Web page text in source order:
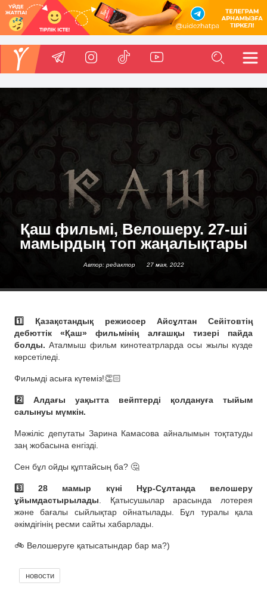
Қаш фильмі, Велошеру. 27-ші
мамырдың топ жаңалықтары
Автор: редактор 27 мая, 2022
1️⃣ Қазақстандық режиссер Айсұлтан Сейітовтің
дебюттік «Қаш» фильмінің алғашқы тизері пайда
болды. Аталмыш фильм кинотеатрларда осы жылы күзде
көрсетіледі.
Фильмді асыға күтеміз!👏🏻
2️⃣ Алдағы уақытта вейптерді қолдануға тыйым
салынуы мүмкін.
Мәжіліс депутаты Зарина Камасова айналымын тоқтатуды
заң жобасына енгізді.
Сен бұл ойды құптайсың ба? 🤔
3️⃣ 28 мамыр күні Нұр-Сұлтанда велошеру
ұйымдастырылады . Қатысушылар арасында лотерея
және бағалы сыйлықтар ойнатылады. Бұл туралы қала
әкімдігінің ресми сайты хабарлады.
🚲 Велошеруге қатысатындар бар ма?)
новости